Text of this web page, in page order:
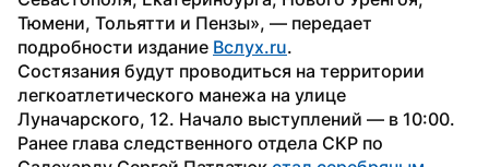
Тюмени, Тольятти и Пензы», — передает
подробности издание Вслух.ru.
Состязания будут проводиться на территории
легкоатлетического манежа на улице
Луначарского, 12. Начало выступлений — в 10:00.
Ранее глава следственного отдела СКР по